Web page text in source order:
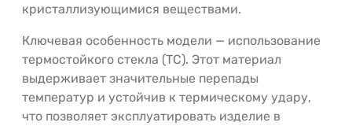
кристаллизующимися веществами.
Ключевая особенность модели — использование
термостойкого стекла (ТС). Этот материал
выдерживает значительные перепады
температур и устойчив к термическому удару,
что позволяет эксплуатировать изделие в